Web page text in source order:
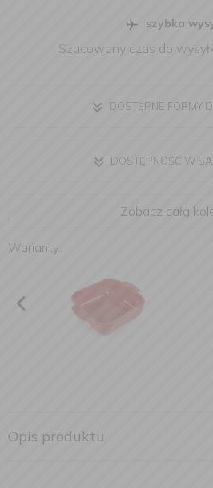
szybka
Szacowany czas do
DOSTĘPNE FORMY
DOSTĘPNOŚĆ W
Zobacz całą
Warianty:
Opis produktu